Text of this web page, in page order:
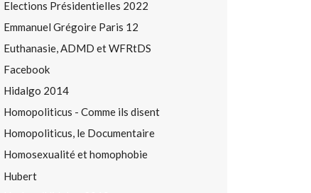
Elections Présidentielles 2022
Emmanuel Grégoire Paris 12
Euthanasie, ADMD et WFRtDS
Facebook
Hidalgo 2014
Homopoliticus - Comme ils disent
Homopoliticus, le Documentaire
Homosexualité et homophobie
Hubert